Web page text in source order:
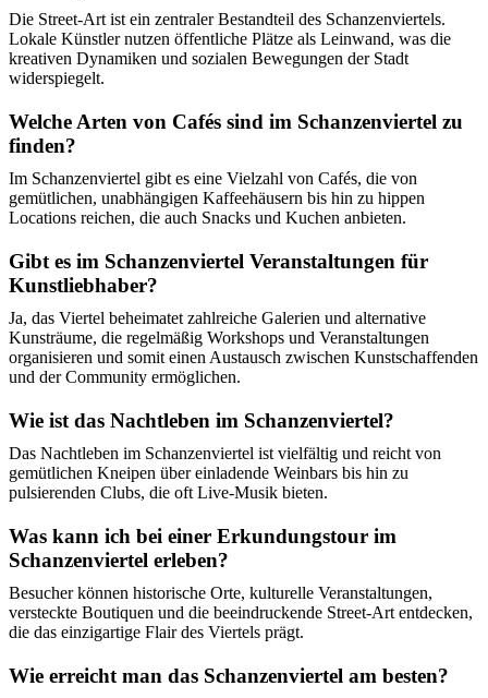
Die Street-Art ist ein zentraler Bestandteil des Schanzenviertels.
Lokale Künstler nutzen öffentliche Plätze als Leinwand, was die
kreativen Dynamiken und sozialen Bewegungen der Stadt
widerspiegelt.
Welche Arten von Cafés sind im Schanzenviertel zu
finden?
Im Schanzenviertel gibt es eine Vielzahl von Cafés, die von
gemütlichen, unabhängigen Kaffeehäusern bis hin zu hippen
Locations reichen, die auch Snacks und Kuchen anbieten.
Gibt es im Schanzenviertel Veranstaltungen für
Kunstliebhaber?
Ja, das Viertel beheimatet zahlreiche Galerien und alternative
Kunsträume, die regelmäßig Workshops und Veranstaltungen
organisieren und somit einen Austausch zwischen Kunstschaffenden
und der Community ermöglichen.
Wie ist das Nachtleben im Schanzenviertel?
Das Nachtleben im Schanzenviertel ist vielfältig und reicht von
gemütlichen Kneipen über einladende Weinbars bis hin zu
pulsierenden Clubs, die oft Live-Musik bieten.
Was kann ich bei einer Erkundungstour im
Schanzenviertel erleben?
Besucher können historische Orte, kulturelle Veranstaltungen,
versteckte Boutiquen und die beeindruckende Street-Art entdecken,
die das einzigartige Flair des Viertels prägt.
Wie erreicht man das Schanzenviertel am besten?